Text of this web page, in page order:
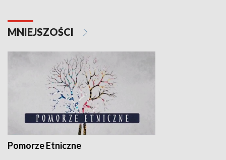
MNIEJSZOŚCI
Pomorze Etniczne